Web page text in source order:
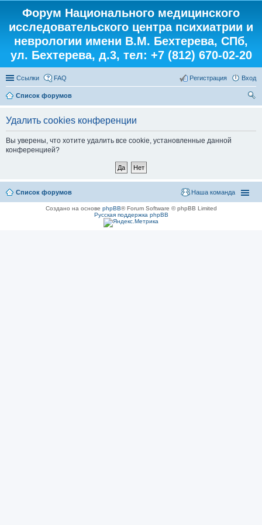
Форум Национального медицинского
исследовательского центра психиатрии и
неврологии имени В.М. Бехтерева, СПб,
ул. Бехтерева, д.3, тел: +7 (812) 670-02-20
Ссылки FAQ Вход
Регистрация
Список форумов
Удалить cookies конференции
Вы уверены, что хотите удалить все cookie, установленные данной
конференцией?
Список форумов Наша команда
Создано на основе phpBB® Forum Software © phpBB Limited
Русская поддержка phpBB